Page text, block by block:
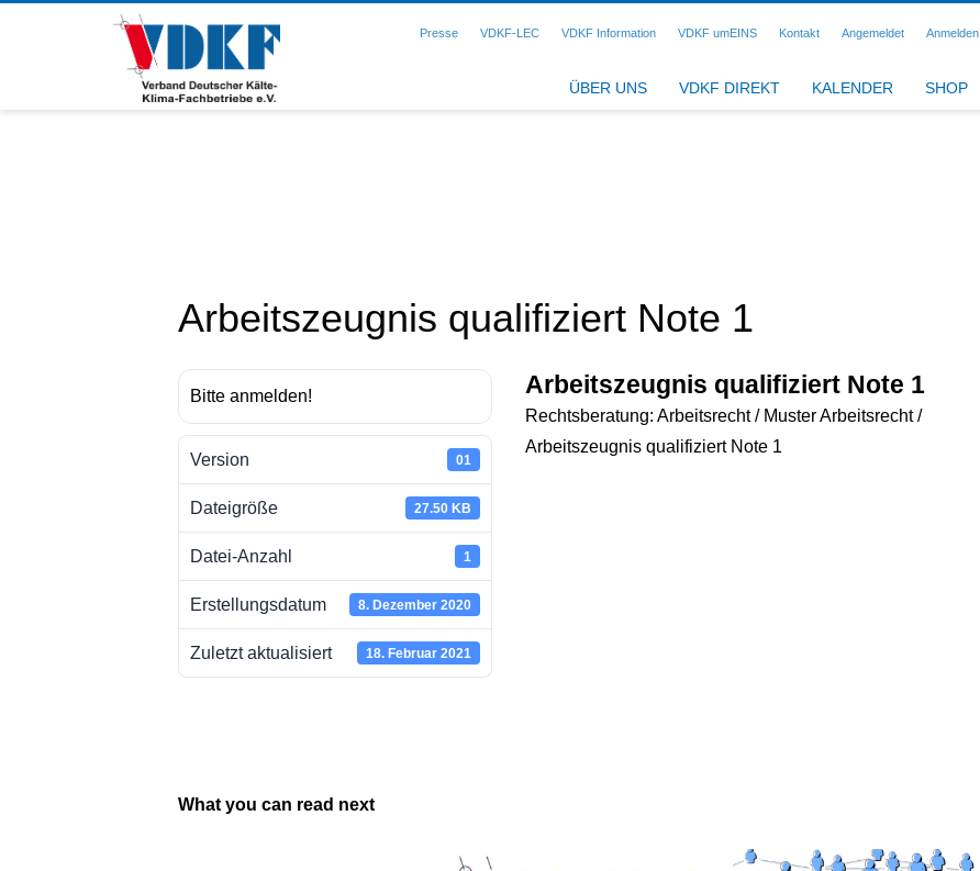
Presse VDKF-LEC VDKF Information VDKF umEINS Kontakt Angemeldet Anmelden
ÜBER UNS VDKF DIREKT KALENDER SHOP
Arbeitszeugnis qualifiziert Note 1
Bitte anmelden!
Version 01
Dateigröße 27.50 KB
Datei-Anzahl 1
Erstellungsdatum 8. Dezember 2020
Zuletzt aktualisiert 18. Februar 2021
Arbeitszeugnis qualifiziert Note 1
Rechtsberatung: Arbeitsrecht / Muster Arbeitsrecht /
Arbeitszeugnis qualifiziert Note 1
What you can read next